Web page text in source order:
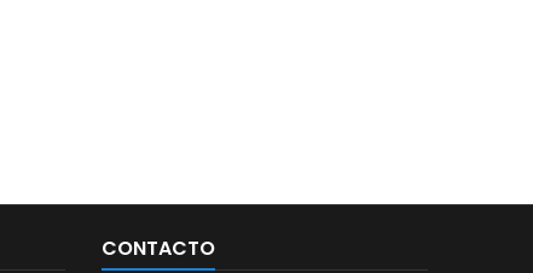
CONTACTO